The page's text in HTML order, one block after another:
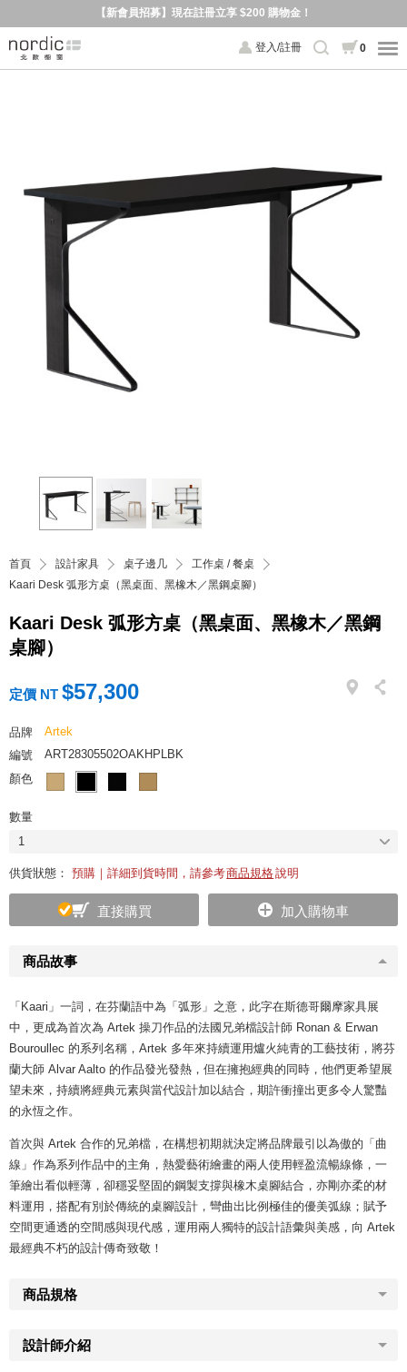
【新會員招募】現在註冊立享 $200 購物金！
登入/註冊 0
首頁 設計家具 桌子邊几
工作桌 / 餐桌
Kaari Desk 弧形方桌（黑桌面、黑橡木／黑鋼桌腳）
Kaari Desk 弧形方桌（黑桌面、黑橡木／黑鋼
桌腳）
商品故事
「Kaari」一詞，在芬蘭語中為「弧形」之意，此字在斯德哥爾摩家具展
中，更成為首次為 Artek 操刀作品的法國兄弟檔設計師 Ronan & Erwan
Bouroullec 的系列名稱，Artek 多年來持續運用爐火純青的工藝技術，將芬
蘭大師 Alvar Aalto 的作品發光發熱，但在擁抱經典的同時，他們更希望展
望未來，持續將經典元素與當代設計加以結合，期許衝撞出更多令人驚豔
的永恆之作。
首次與 Artek 合作的兄弟檔，在構想初期就決定將品牌最引以為傲的「曲
線」作為系列作品中的主角，熱愛藝術繪畫的兩人使用輕盈流暢線條，一
筆繪出看似輕薄，卻穩妥堅固的鋼製支撐與橡木桌腳結合，亦剛亦柔的材
料運用，搭配有別於傳統的桌腳設計，彎曲出比例極佳的優美弧線；賦予
空間更通透的空間感與現代感，運用兩人獨特的設計語彙與美感，向 Artek
最經典不朽的設計傳奇致敬！
商品規格
設計師介紹
定價 NT $57,300
品牌
Artek
編號
ART28305502OAKHPLBK
顏色
數量
1
供貨狀態： 預購｜詳細到貨時間，請參考商品規格說明
直接購買 加入購物車